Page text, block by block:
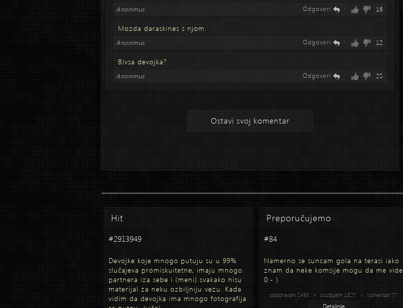
Anonimus 16
Odgovori ·
Mozda daraskines s njom
Anonimus 12
Odgovori ·
Bivsa devojka?
Anonimus 25
Odgovori ·
Ostavi svoj komentar
Hit
#2913949
Devojke koje mnogo putuju su u 99%
slučajeva promiskuitetne, imaju mnogo
partnera iza sebe i (meni) svakako nisu
materijal za neku ozbiljniju vezu. Kada
vidim da devojka ima mnogo fotografija
Preporučujemo
#84
Namerno se suncam gola na terasi iako
znam da neke komsije mogu da me vide
0:- )
odobravam 5493 • osuđujem 1827 • komentari 77
Detaljnije